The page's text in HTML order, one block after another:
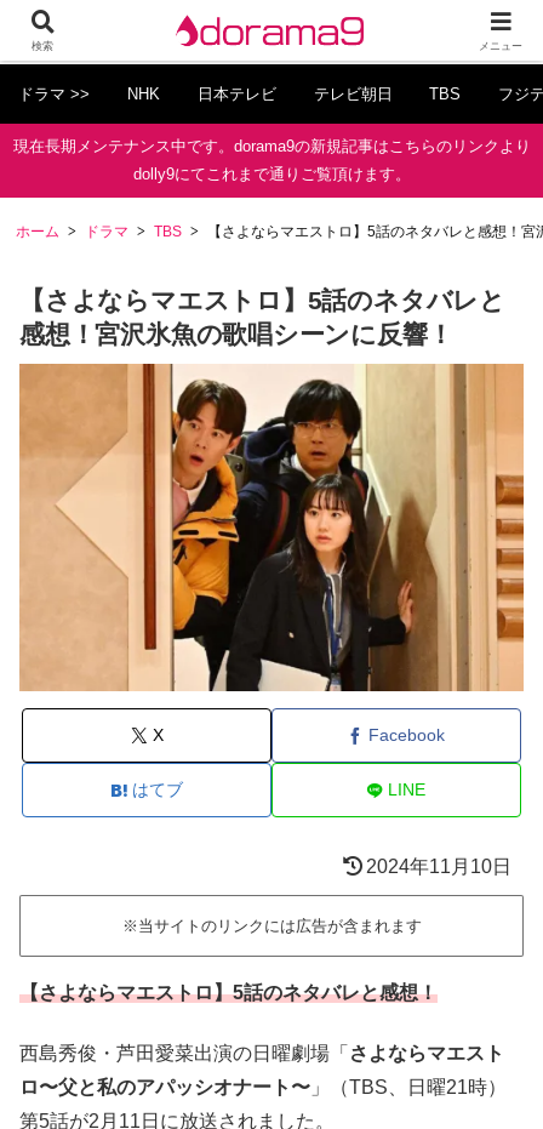
ドラマ >> NHK 日本テレビ テレビ朝日 TBS フジ
現在長期メンテナンス中です。dorama9の新規記事はこちらのリンクより
dolly9にてこれまで通りご覧頂けます。
ホーム ドラマ TBS 【さよならマエストロ】5話のネタバレと感想！
【さよならマエストロ】5話のネタバレと
感想！宮沢氷魚の歌唱シーンに反響！
X Facebook
はてブ LINE
2024年11月10日
※当サイトのリンクには広告が含まれます
【さよならマエストロ】5話のネタバレと感想！
西島秀俊・芦田愛菜出演の日曜劇場「 さよならマエスト
ロ〜父と私のアパッシオナート〜 」（TBS、日曜21時）
第5話が2月11日に放送されました。
検索 メニュー